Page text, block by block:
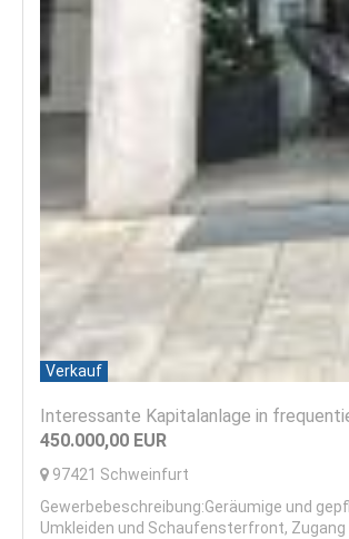
Verkauf
Interessante Kapitalanlage in
450.000,00 EUR
97421 Schweinfurt
Gewerbebeschreibung:Geräumige und
Umkleiden und Schaufensterfront,